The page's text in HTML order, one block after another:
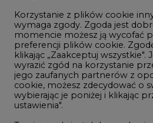
Innowacje i AI
Telekomunikacja i IT
Handel emisjami CO2
Wodór
Górnictwo
Korzystanie z plików cookie
wymaga zgody. Zgoda jest
momencie możesz ją wycofać
preferencji plików cookie.
klikając „Zaakceptuj wszystkie".
wyrazić zgód na korzystanie
jego zaufanych partnerów z
cookie, możesz zdecydować o
wybierając je poniżej i klikając
ustawienia".